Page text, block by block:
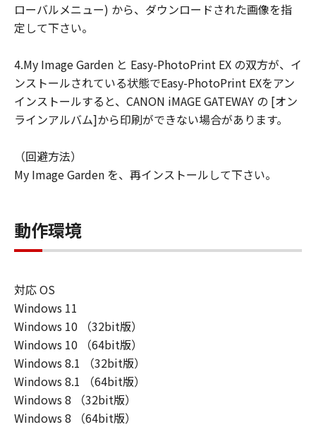
ローバルメニュー) から、ダウンロードされた画像を指
定して下さい。
4.My Image Garden と Easy-PhotoPrint EX の双方が、イ
ンストールされている状態でEasy-PhotoPrint EXをアン
インストールすると、CANON iMAGE GATEWAY の [オン
ラインアルバム]から印刷ができない場合があります。
（回避方法）
My Image Garden を、再インストールして下さい。
動作環境
対応 OS
Windows 11
Windows 10 （32bit版）
Windows 10 （64bit版）
Windows 8.1 （32bit版）
Windows 8.1 （64bit版）
Windows 8 （32bit版）
Windows 8 （64bit版）